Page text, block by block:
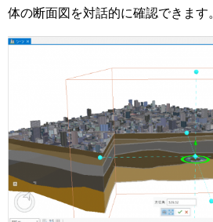
体の断面図を対話的に確認できます